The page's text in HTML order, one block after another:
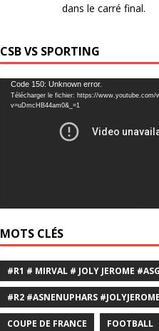
dans le carré final.
CSB VS SPORTING
Lecteur
vidéo
Code 150: Unknown error.
Télécharger le fichier: https://www.youtube.com/
v=uDmcHB44am0&_=1
MOTS CLÉS
#R1 # MIRVAL # JOLY JEROME
#R2 #ASNENUPHARS #JOLYJEROME
COUPE DE FRANCE FOOTBALL